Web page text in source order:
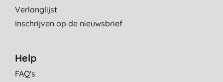
Verlanglijst
Inschrijven op de nieuwsbrief
Help
FAQ's